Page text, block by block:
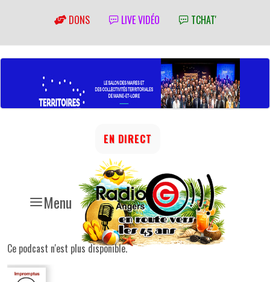
DONS LIVE VIDÉO TCHAT'
Menu
EN DIRECT
Ce podcast n'est plus disponible.